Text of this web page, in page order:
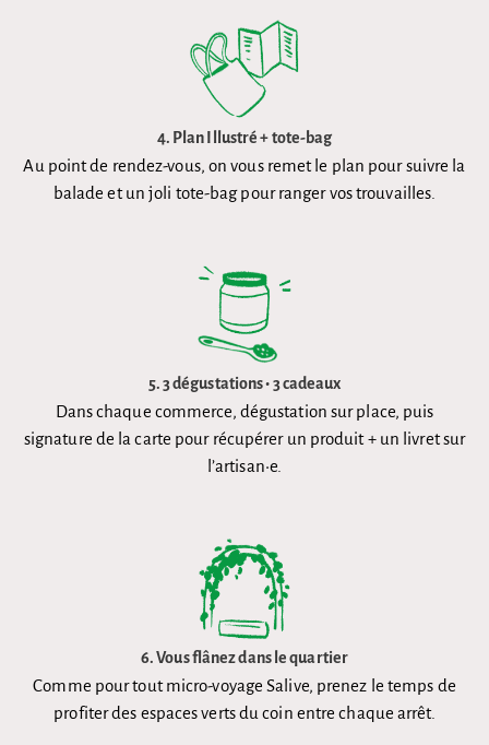
4. Plan Illustré + tote-bag
Au point de rendez-vous, on vous remet le plan pour suivre la
balade et un joli tote-bag pour ranger vos trouvailles.
5.3 dégustations • 3 cadeaux
Dans chaque commerce, dégustation sur place, puis
signature de la carte pour récupérer un produit + un livret sur
l’artisan•e.
6.Vous flânez dans le quartier
Comme pour tout micro-voyage Salive, prenez le temps de
profiter des espaces verts du coin entre chaque arrêt.